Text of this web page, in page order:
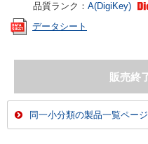
品質ランク： A(DigiKey)
データシート
同一小分類の製品一覧ページ